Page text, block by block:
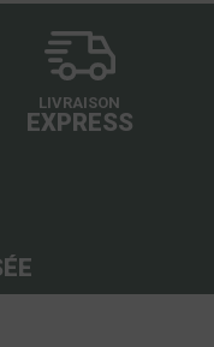
LIVRAISON
EXPRESS